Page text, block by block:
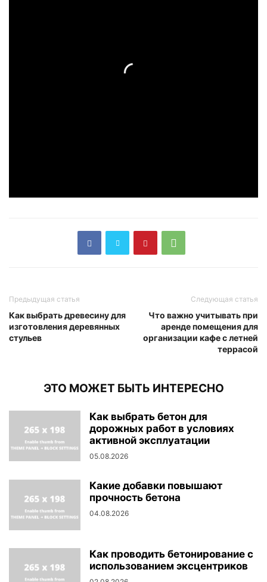
Предыдущая статья
Как выбрать древесину для
изготовления деревянных
стульев
Следующая статья
Что важно учитывать при
аренде помещения для
организации кафе с летней
террасой
ЭТО МОЖЕТ БЫТЬ ИНТЕРЕСНО
Как выбрать бетон для
дорожных работ в условиях
активной эксплуатации
05.08.2026
Какие добавки повышают
прочность бетона
04.08.2026
Как проводить бетонирование с
использованием эксцентриков